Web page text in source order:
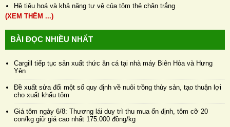
Hệ tiêu hoá và khả năng tự vệ của tôm thẻ chân trắng
(XEM THÊM ...)
BÀI ĐỌC NHIỀU NHẤT
Cargill tiếp tục sản xuất thức ăn cá tại nhà máy Biên Hòa và Hưng
Yên
Đề xuất sửa đổi một số quy định về nuôi trồng thủy sản, tạo thuận lợi
cho xuất khẩu tôm
Giá tôm ngày 6/8: Thương lái duy trì thu mua ổn định, tôm cỡ 20
con/kg giữ giá cao nhất 175.000 đồng/kg